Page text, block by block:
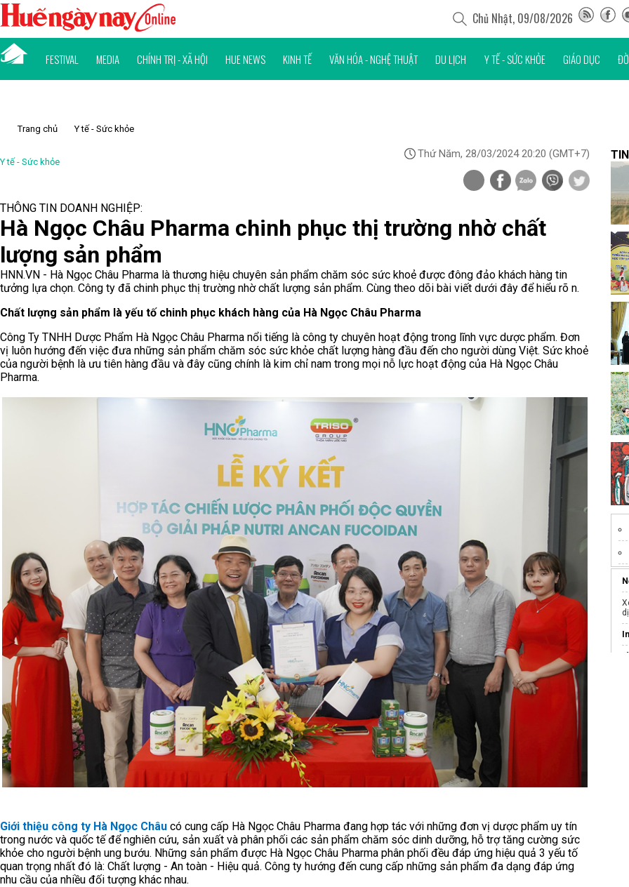
Chủ Nhật, 09/08/2026
FESTIVAL MEDIA CHÍNH TRỊ - XÃ HỘI HUE NEWS KINH TẾ VĂN HÓA - NGHỆ THUẬT DU LỊCH Y TẾ - SỨC KHỎE GIÁO DỤC
Trang chủ Y tế - Sức khỏe
Y tế - Sức khỏe
Thứ Năm, 28/03/2024 20:20 (GMT+7)
THÔNG TIN DOANH NGHIỆP:
Hà Ngọc Châu Pharma chinh phục thị trường nhờ chất
lượng sản phẩm
HNN.VN - Hà Ngọc Châu Pharma là thương hiệu chuyên sản phẩm chăm sóc sức khoẻ được đông đảo khách hàng tin
tưởng lựa chọn. Công ty đã chinh phục thị trường nhờ chất lượng sản phẩm. Cùng theo dõi bài viết dưới đây để hiểu rõ n.
Chất lượng sản phẩm là yếu tố chinh phục khách hàng của Hà Ngọc Châu Pharma
Công Ty TNHH Dược Phẩm Hà Ngọc Châu Pharma nổi tiếng là công ty chuyên hoạt động trong lĩnh vực dược phẩm. Đơn
vị luôn hướng đến việc đưa những sản phẩm chăm sóc sức khỏe chất lượng hàng đầu đến cho người dùng Việt. Sức khoẻ
của người bệnh là ưu tiên hàng đầu và đây cũng chính là kim chỉ nam trong mọi nỗ lực hoạt động của Hà Ngọc Châu
Pharma.
Giới thiệu công ty Hà Ngọc Châu có cung cấp Hà Ngọc Châu Pharma đang hợp tác với những đơn vị dược phẩm uy tín
trong nước và quốc tế để nghiên cứu, sản xuất và phân phối các sản phẩm chăm sóc dinh dưỡng, hỗ trợ tăng cường sức
khỏe cho người bệnh ung bướu. Những sản phẩm được Hà Ngọc Châu Pharma phân phối đều đáp ứng hiệu quả 3 yếu tố
quan trọng nhất đó là: Chất lượng - An toàn - Hiệu quả. Công ty hướng đến cung cấp những sản phẩm đa dạng đáp ứng
nhu cầu của nhiều đối tượng khác nhau.